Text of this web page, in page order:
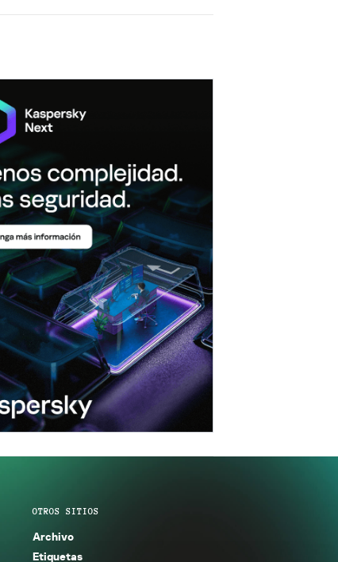
OTROS SITIOS
Archivo
Etiquetas